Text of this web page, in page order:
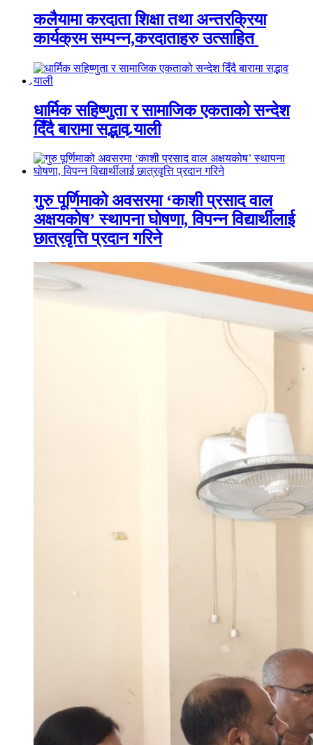
कलैयामा करदाता शिक्षा तथा अन्तरक्रिया
कार्यक्रम सम्पन्न,करदाताहरु उत्साहित
धार्मिक सहिष्णुता र सामाजिक एकताको सन्देश
दिँदै बारामा सद्भाव र्‍याली
गुरु पूर्णिमाको अवसरमा ‘काशी प्रसाद वाल
अक्षयकोष’ स्थापना घोषणा, विपन्न विद्यार्थीलाई
छात्रवृत्ति प्रदान गरिने